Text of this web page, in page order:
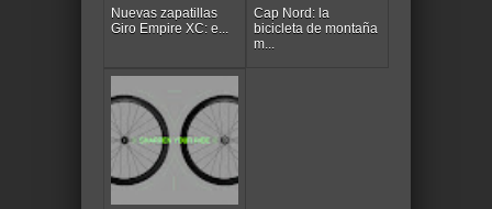
Nuevas zapatillas
Giro Empire XC: e...
Cap Nord: la
bicicleta de montaña
m...